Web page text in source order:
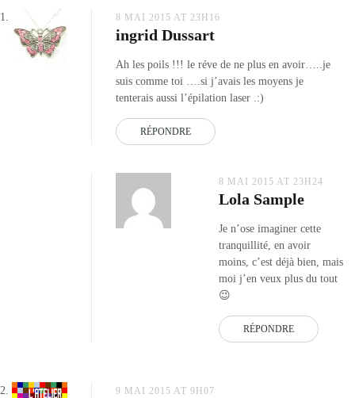
8 MAI 2015 AT 23H16
ingrid Dussart
Ah les poils !!! le réve de ne plus en avoir…..je
suis comme toi ….si j’avais les moyens je
tenterais aussi l’épilation laser .:)
RÉPONDRE
8 MAI 2015 AT 23H24
Lola Sample
Je n’ose imaginer cette
tranquillité, en avoir
moins, c’est déjà bien, mais
moi j’en veux plus du tout
😉
RÉPONDRE
9 MAI 2015 AT 9H07